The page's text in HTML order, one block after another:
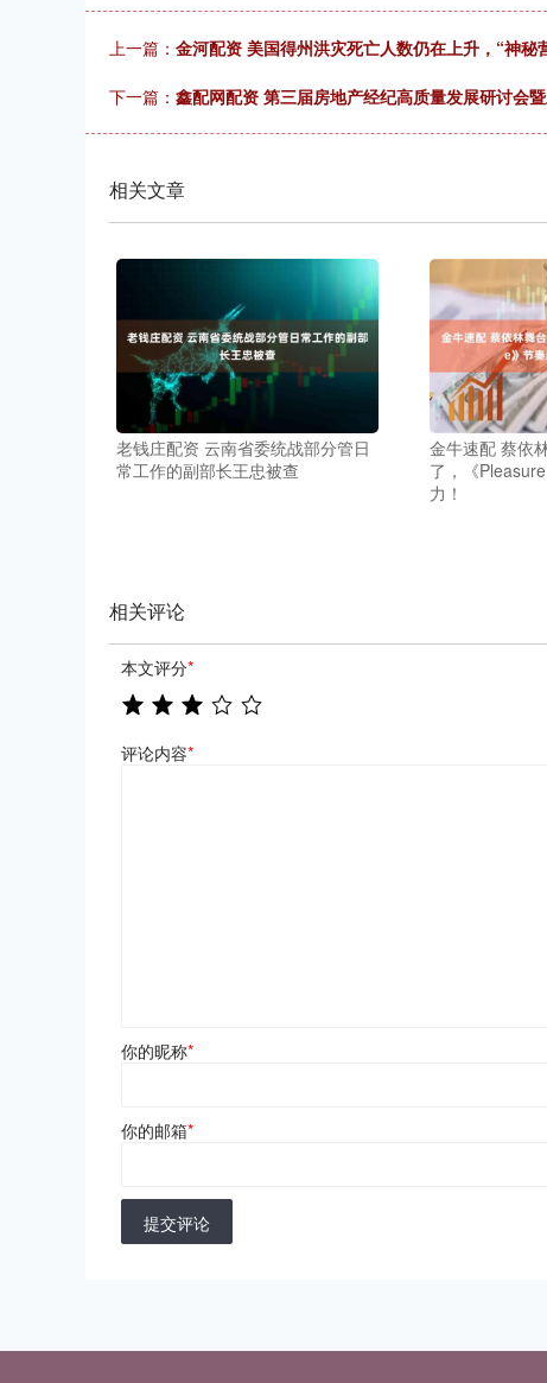
上一篇： 金河配资 美国得州洪灾死亡人数仍在上升，“神秘
下一篇： 鑫配网配资 第三届房地产经纪高质量发展研讨会
相关文章
老钱庄配资 云南省委统战部分管日
常工作的副部长王忠被查
金牛速配 蔡依
了，《
力！
相关评论
本文评分*
评论内容*
你的昵称*
你的邮箱*
提交评论